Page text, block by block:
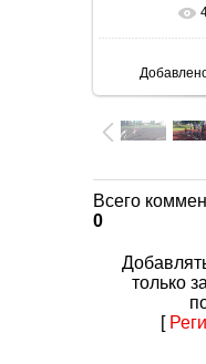
В
Всего
0
только
[